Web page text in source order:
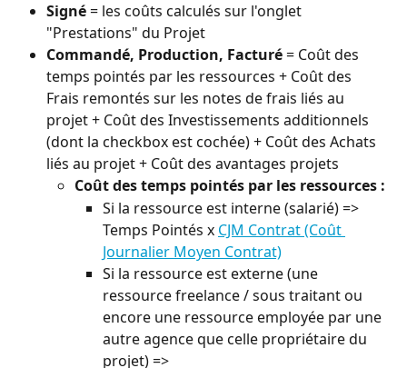
Signé = les coûts calculés sur l'onglet
"Prestations" du Projet
Commandé, Production, Facturé = Coût des
temps pointés par les ressources + Coût des
Frais remontés sur les notes de frais liés au
projet + Coût des Investissements additionnels
(dont la checkbox est cochée) + Coût des Achats
liés au projet + Coût des avantages projets
Coût des temps pointés par les ressources :
Si la ressource est interne (salarié) =>
Temps Pointés x CJM Contrat (Coût
Journalier Moyen Contrat)
Si la ressource est externe (une
ressource freelance / sous traitant ou
encore une ressource employée par une
autre agence que celle propriétaire du
projet) =>